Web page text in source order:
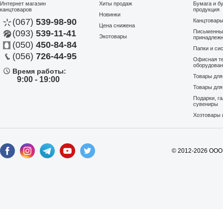
Интернет магазин
канцтоваров
(067) 539-98-90
(093) 539-11-41
(050) 450-84-84
(056) 726-44-95
Время работы:
9:00 - 19:00
Хиты продаж
Новинки
Цена снижена
Экотовары
Бумага и
продукция
Папки и
Офисная
Товары
Товары
Подарки,
сувениры
Хозтовары
© 2012-2026